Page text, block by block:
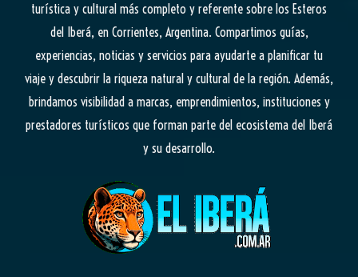
turística y cultural más completo y referente sobre los Esteros
del Iberá, en Corrientes, Argentina. Compartimos guías,
experiencias, noticias y servicios para ayudarte a planificar tu
viaje y descubrir la riqueza natural y cultural de la región. Además,
brindamos visibilidad a marcas, emprendimientos, instituciones y
prestadores turísticos que forman parte del ecosistema del Iberá
y su desarrollo.